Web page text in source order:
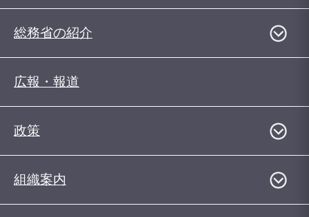
総務省の紹介
広報・報道
政策
組織案内